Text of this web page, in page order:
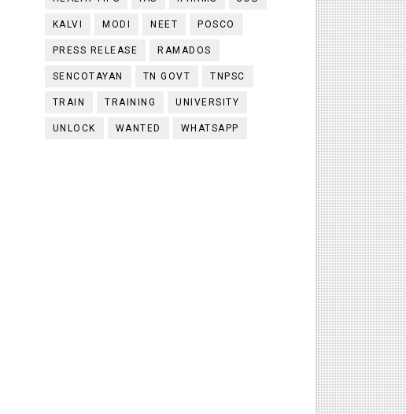
KALVI MODI NEET POSCO
PRESS RELEASE RAMADOS
SENCOTAYAN TN GOVT TNPSC
TRAIN TRAINING UNIVERSITY
UNLOCK WANTED WHATSAPP